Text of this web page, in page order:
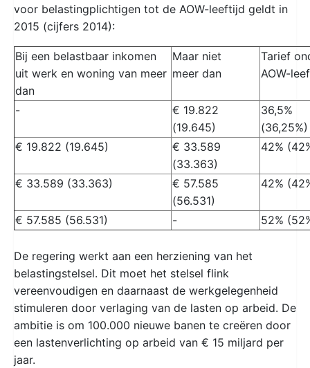
voor belastingplichtigen tot de AOW-leeftijd geldt in
2015 (cijfers 2014):
Bij een belastbaar inkomen
uit werk en woning van meer
dan
Maar niet
meer dan
Tarief
AOW-
-
€ 19.822
(19.645)
36,5%
(36,25%)
€ 19.822 (19.645)
€ 33.589
(33.363)
42%
€ 33.589 (33.363)
€ 57.585
(56.531)
42%
€ 57.585 (56.531) - 52%
De regering werkt aan een herziening van het
belastingstelsel. Dit moet het stelsel flink
vereenvoudigen en daarnaast de werkgelegenheid
stimuleren door verlaging van de lasten op arbeid. De
ambitie is om 100.000 nieuwe banen te creëren door
een lastenverlichting op arbeid van € 15 miljard per
jaar.